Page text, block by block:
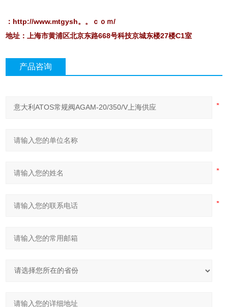
：http://www.mtgysh。。ｃｏｍ/
地址：上海市黄浦区北京东路668号科技京城东楼27楼C1室
产品咨询